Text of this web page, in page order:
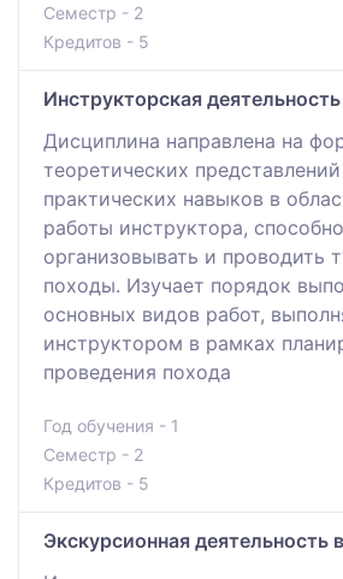
Семестр - 2
Кредитов - 5
Инструкторская
Дисциплина направлена на
теоретических
практических навыков в
работы инструктора,
организовывать и проводить
походы. Изучает порядок
основных видов работ,
инструктором в рамках
проведения похода
Год обучения - 1
Семестр - 2
Кредитов - 5
Экскурсионная деятельность